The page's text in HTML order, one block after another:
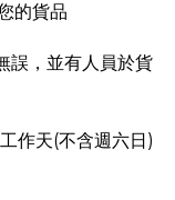
的貨品
誤 ，並有人員於貨
作天(不含週六日)